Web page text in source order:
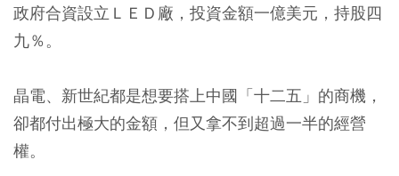
政府合資設立ＬＥＤ廠，投資金額一億美元，持股四
九％。
晶電、新世紀都是想要搭上中國「十二五」的商機，
卻都付出極大的金額，但又拿不到超過一半的經營
權。